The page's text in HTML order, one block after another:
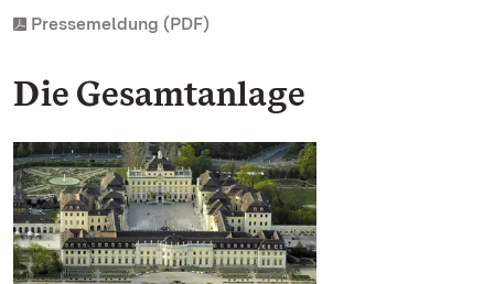
Pressemeldung (PDF)
Die Gesamtanlage